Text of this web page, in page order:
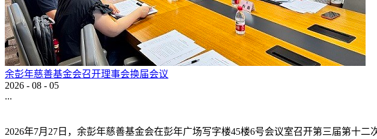
余彭年慈善基金会召开理事会换届会议
2026 - 08 - 05
...
2026年7月27日，余彭年慈善基金会在彭年广场写字楼45楼6号会议室召开第三届第十